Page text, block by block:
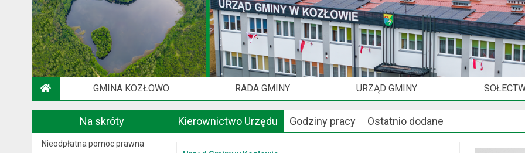
GMINA KOZŁOWO RADA GMINY URZĄD GMINY
Na skróty
Nieodpłatna pomoc prawna
Kierownictwo Urzędu Godziny pracy Ostatnio dodane